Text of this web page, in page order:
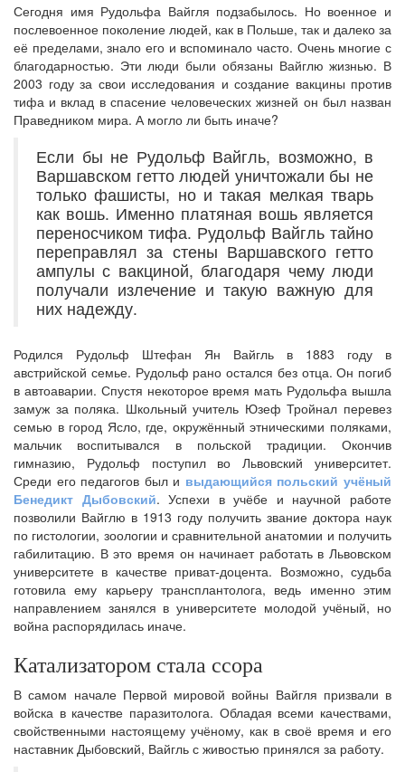
Сегодня имя Рудольфа Вайгля подзабылось. Но военное и
послевоенное поколение людей, как в Польше, так и далеко за
её пределами, знало его и вспоминало часто. Очень многие с
благодарностью. Эти люди были обязаны Вайглю жизнью. В
2003 году за свои исследования и создание вакцины против
тифа и вклад в спасение человеческих жизней он был назван
Праведником мира. А могло ли быть иначе?
Если бы не Рудольф Вайгль, возможно, в
Варшавском гетто людей уничтожали бы не
только фашисты, но и такая мелкая тварь
как вошь. Именно платяная вошь является
переносчиком тифа. Рудольф Вайгль тайно
переправлял за стены Варшавского гетто
ампулы с вакциной, благодаря чему люди
получали излечение и такую важную для
них надежду.
Родился Рудольф Штефан Ян Вайгль в 1883 году в
австрийской семье. Рудольф рано остался без отца. Он погиб
в автоаварии. Спустя некоторое время мать Рудольфа вышла
замуж за поляка. Школьный учитель Юзеф Тройнал перевез
семью в город Ясло, где, окружённый этническими поляками,
мальчик воспитывался в польской традиции. Окончив
гимназию, Рудольф поступил во Львовский университет.
Среди его педагогов был и выдающийся польский учёный
Бенедикт Дыбовский. Успехи в учёбе и научной работе
позволили Вайглю в 1913 году получить звание доктора наук
по гистологии, зоологии и сравнительной анатомии и получить
габилитацию. В это время он начинает работать в Львовском
университете в качестве приват-доцента. Возможно, судьба
готовила ему карьеру трансплантолога, ведь именно этим
направлением занялся в университете молодой учёный, но
война распорядилась иначе.
Катализатором стала ссора
В самом начале Первой мировой войны Вайгля призвали в
войска в качестве паразитолога. Обладая всеми качествами,
свойственными настоящему учёному, как в своё время и его
наставник Дыбовский, Вайгль с живостью принялся за работу.